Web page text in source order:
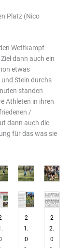
Platz (Nico
Wettkampf
dann auch ein
etwas
Stein durchs
standen
Athleten in ihren
/
dann auch die
für das was sie
2
1.
0
2
2.
0